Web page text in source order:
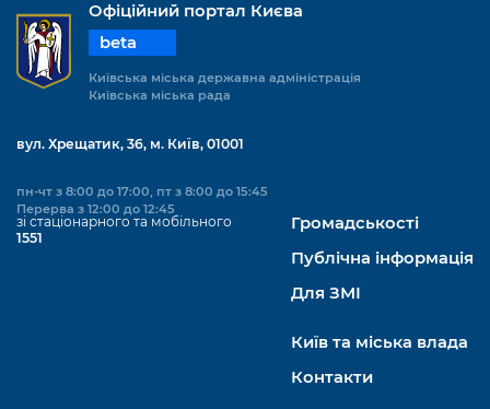
Офіційний портал Києва
beta
Київська міська державна адміністрація
Київська міська рада
вул. Хрещатик, 36, м. Київ, 01001
пн-чт з 8:00 до 17:00, пт з 8:00 до 15:45
Перерва з 12:00 до 12:45
зі стаціонарного та мобільного
1551
Громадськості
Публічна інформація
Для ЗМІ
Київ та міська влада
Контакти